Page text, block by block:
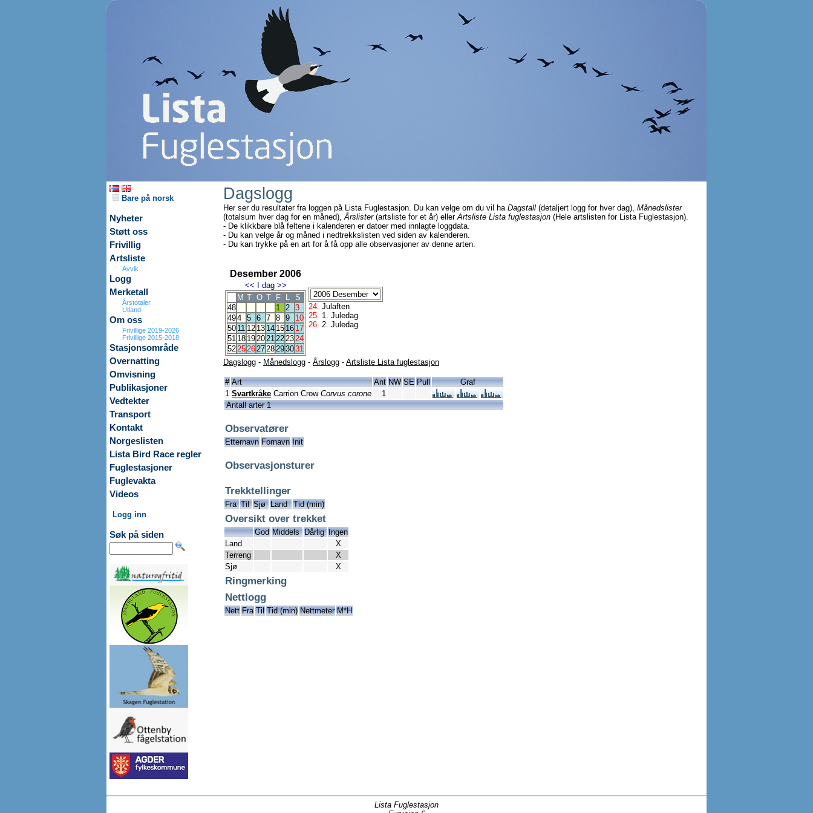
Bare på norsk
Nyheter
Støtt oss
Frivillig
Artsliste
Avvik
Logg
Merketall
Årstotaler
Utland
Om oss
Frivillige 2019-2026
Frivillige 2015-2018
Stasjonsområde
Overnatting
Omvisning
Publikasjoner
Vedtekter
Transport
Kontakt
Norgeslisten
Lista Bird Race regler
Fuglestasjoner
Fuglevakta
Videos
Logg inn
Søk på siden
Dagslogg
Her ser du resultater fra loggen på Lista Fuglestasjon. Du kan velge om du vil ha Dagstall (detaljert logg for hver dag), Månedslister
(totalsum hver dag for en måned),Årslister(artsliste for et år) ellerArtsliste Lista fuglestasjon (Hele artslisten for Lista Fuglestasjon).
- De klikkbare blå feltene i kalenderen er datoer med innlagte loggdata.
- Du kan velge år og måned i nedtrekkslisten ved siden av kalenderen.
- Du kan trykke på en art for å få opp alle observasjoner av denne arten.
Desember 2006
<< I dag >>
M T O T F L
S
48
1 2 3
494 5 6 7 8 9
10
50 11 12 13 14 15 16 17
51 18 192021222324
5225262728293031
24. Julaften
25. 1. Juledag
26. 2. Juledag
Dagslogg - Månedslogg - Årslogg - Artsliste Lista fuglestasjon
# Art Ant NW SE Pull
Graf
1 Svartkråke Carrion Crow Corvus corone
1
Antall arter 1
Observatører
Etternavn Fornavn Init
Observasjonsturer
Trekktellinger
Fra Til Sjø Land Tid (min)
Oversikt over trekket
God Middels Dårlig Ingen
Land
X
Terreng
X
Sjø
X
Ringmerking
Nettlogg
Nett Fra Til Tid (min) Nettmeter M*H
Lista Fuglestasjon